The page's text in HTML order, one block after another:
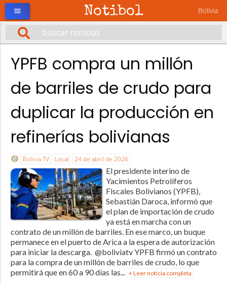
Notibol Bolivia
menu
YPFB compra un millón
de barriles de crudo para
duplicar la producción en
refinerías bolivianas
Bolivia TV Local 24 de abril de 2026
El presidente interino de
Yacimientos Petrolíferos
Fiscales Bolivianos (YPFB),
Sebastián Daroca, informó que
el plan de importación de crudo
ya está en marcha con un
contrato de un millón de barriles. En ese marco, un buque
permanece en el puerto de Arica a la espera de autorización
para iniciar la descarga. @boliviatv YPFB firmó un contrato
para la compra de un millón de barriles de crudo, lo que
permitirá que en 60 a 90 días las... + Leer noticia completa